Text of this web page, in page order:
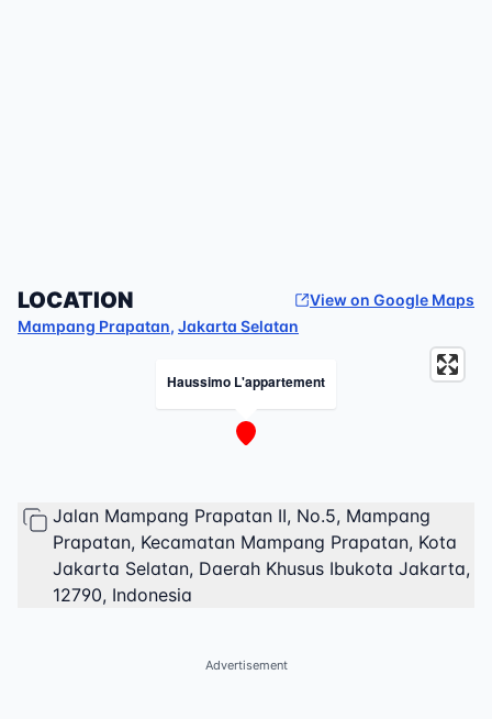
LOCATION
View on Google Maps
Mampang Prapatan, Jakarta Selatan
Haussimo L'appartement
Jalan Mampang Prapatan II, No.5, Mampang
Prapatan, Kecamatan Mampang Prapatan, Kota
Jakarta Selatan, Daerah Khusus Ibukota Jakarta,
12790, Indonesia
Advertisement